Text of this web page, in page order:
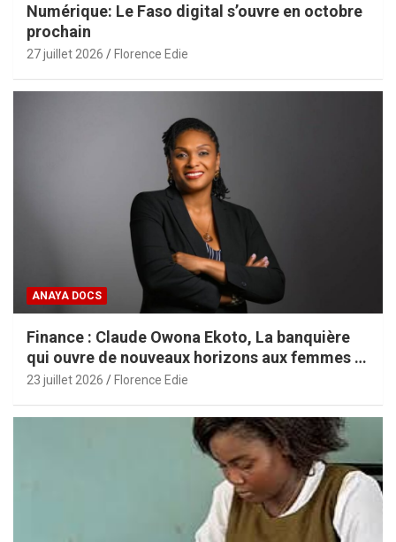
Numérique: Le Faso digital s’ouvre en octobre
prochain
27 juillet 2026 Florence Edie
ANAYA DOCS
Finance : Claude Owona Ekoto, La banquière
qui ouvre de nouveaux horizons aux femmes et
aux PME africaines
23 juillet 2026 Florence Edie